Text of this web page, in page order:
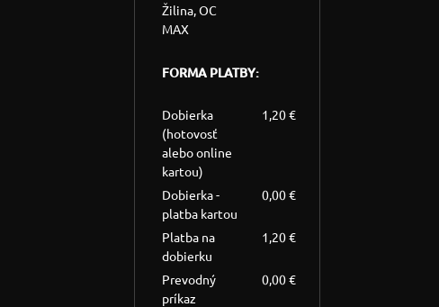
Žilina, OC
MAX
FORMA PLATBY:
Dobierka
(hotovosť
alebo online
kartou)
1,20 €
Dobierka -
platba kartou
0,00 €
Platba na
dobierku
1,20 €
Prevodný
príkaz
0,00 €